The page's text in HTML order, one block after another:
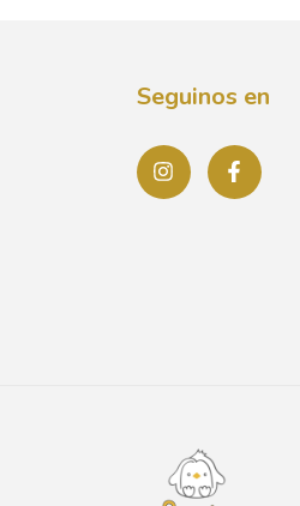
Seguinos en